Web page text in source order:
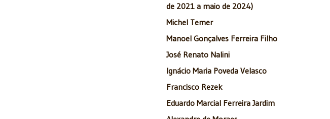
de 2021 a maio de 2024)
Michel Temer
Manoel Gonçalves Ferreira Filho
José Renato Nalini
Ignácio Maria Poveda Velasco
Francisco Rezek
Eduardo Marcial Ferreira Jardim